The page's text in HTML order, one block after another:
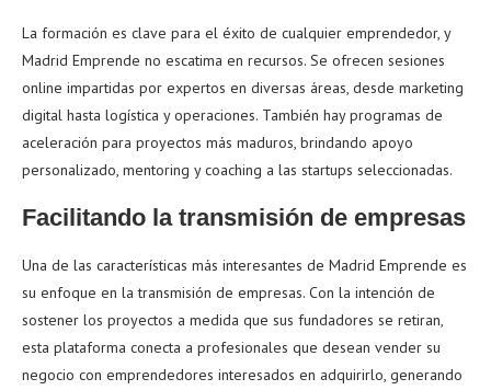
La formación es clave para el éxito de cualquier emprendedor, y
Madrid Emprende no escatima en recursos. Se ofrecen sesiones
online impartidas por expertos en diversas áreas, desde marketing
digital hasta logística y operaciones. También hay programas de
aceleración para proyectos más maduros, brindando apoyo
personalizado, mentoring y coaching a las startups seleccionadas.
Facilitando la transmisión de empresas
Una de las características más interesantes de Madrid Emprende es
su enfoque en la transmisión de empresas. Con la intención de
sostener los proyectos a medida que sus fundadores se retiran,
esta plataforma conecta a profesionales que desean vender su
negocio con emprendedores interesados en adquirirlo, generando